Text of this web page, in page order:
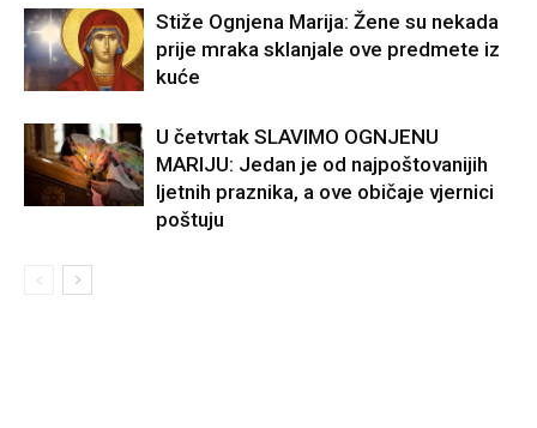
Stiže Ognjena Marija: Žene su nekada
prije mraka sklanjale ove predmete iz
kuće
U četvrtak SLAVIMO OGNJENU
MARIJU: Jedan je od najpoštovanijih
ljetnih praznika, a ove običaje vjernici
poštuju